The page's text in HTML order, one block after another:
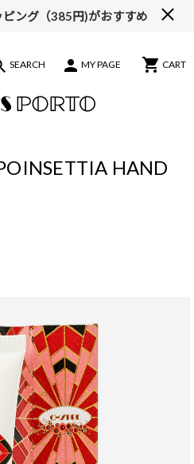
ング（385円)がおすすめ
SEARCH MY PAGE CART
HAND